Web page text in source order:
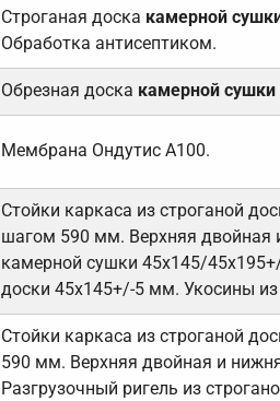
Строганая доска камерной
Обработка антисептиком.
Обрезная доска камерной сушки
Мембрана Ондутис А100.
Стойки каркаса из строганой
шагом 590 мм. Верхняя двойная
камерной сушки 45х145/
доски 45х145+/-5 мм. Укосины
Стойки каркаса из строганой
590 мм. Верхняя двойная и
Разгрузочный ригель из